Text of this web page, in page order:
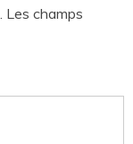
Les champs